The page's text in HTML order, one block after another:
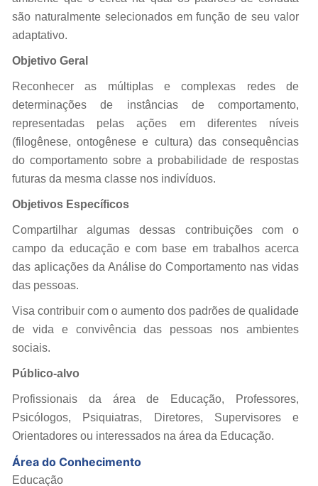
são naturalmente selecionados em função de seu valor
adaptativo.
Objetivo Geral
Reconhecer as múltiplas e complexas redes de
determinações de instâncias de comportamento,
representadas pelas ações em diferentes níveis
(filogênese, ontogênese e cultura) das consequências
do comportamento sobre a probabilidade de respostas
futuras da mesma classe nos indivíduos.
Objetivos Específicos
Compartilhar algumas dessas contribuições com o
campo da educação e com base em trabalhos acerca
das aplicações da Análise do Comportamento nas vidas
das pessoas.
Visa contribuir com o aumento dos padrões de qualidade
de vida e convivência das pessoas nos ambientes
sociais.
Público-alvo
Profissionais da área de Educação, Professores,
Psicólogos, Psiquiatras, Diretores, Supervisores e
Orientadores ou interessados na área da Educação.
Área do Conhecimento
Educação